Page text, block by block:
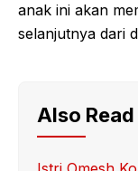
anak ini akan
selanjutnya dari
Also Read